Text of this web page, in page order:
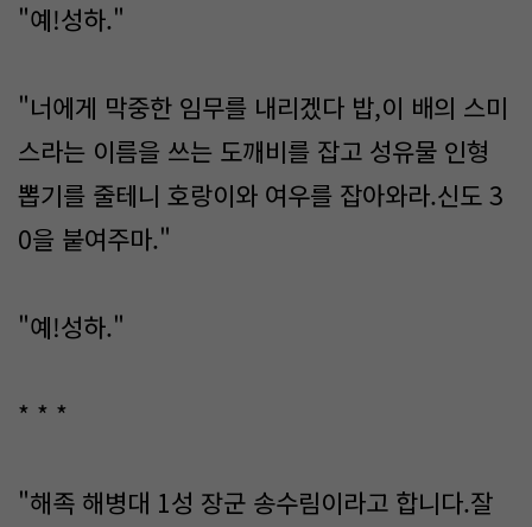
"예!성하."
"너에게 막중한 임무를 내리겠다 밥,이 배의 스미
스라는 이름을 쓰는 도깨비를 잡고 성유물 인형
뽑기를 줄테니 호랑이와 여우를 잡아와라.신도 3
0을 붙여주마."
"예!성하."
* * *
"해족 해병대 1성 장군 송수림이라고 합니다.잘